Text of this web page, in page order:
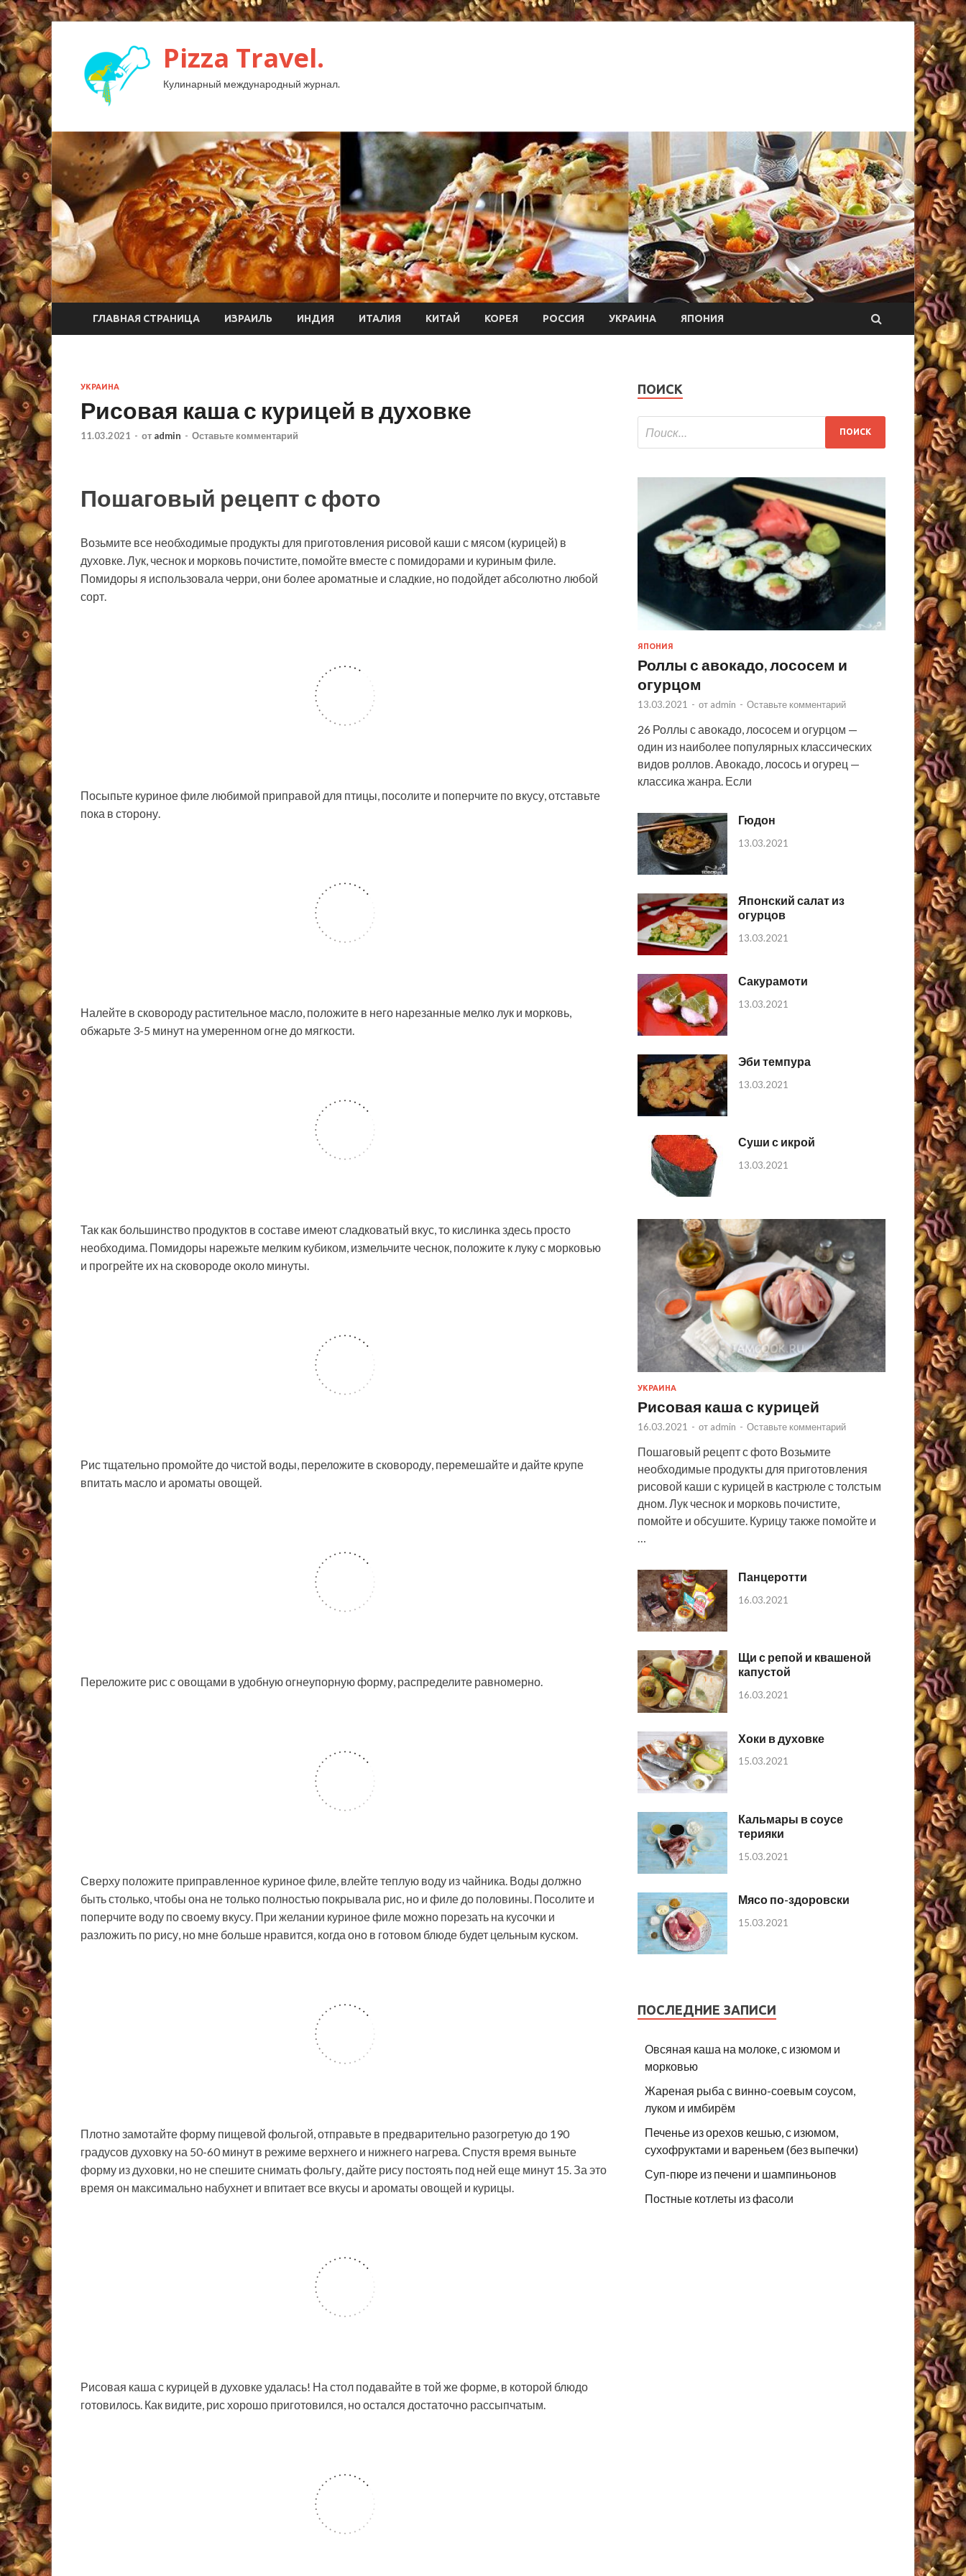
Pizza Travel.
Кулинарный международный журнал.
ГЛАВНАЯ СТРАНИЦА ИЗРАИЛЬ ИНДИЯ ИТАЛИЯ КИТАЙ КОРЕЯ РОССИЯ УКРАИНА ЯПОНИЯ
УКРАИНА
Рисовая каша с курицей в духовке
11.03.2021 - от admin - Оставьте комментарий
Пошаговый рецепт с фото
Возьмите все необходимые продукты для приготовления рисовой каши с мясом (курицей) в
духовке. Лук, чеснок и морковь почистите, помойте вместе с помидорами и куриным филе.
Помидоры я использовала черри, они более ароматные и сладкие, но подойдет абсолютно любой
сорт.
Посыпьте куриное филе любимой приправой для птицы, посолите и поперчите по вкусу, отставьте
пока в сторону.
Налейте в сковороду растительное масло, положите в него нарезанные мелко лук и морковь,
обжарьте 3-5 минут на умеренном огне до мягкости.
Так как большинство продуктов в составе имеют сладковатый вкус, то кислинка здесь просто
необходима. Помидоры нарежьте мелким кубиком, измельчите чеснок, положите к луку с морковью
и прогрейте их на сковороде около минуты.
Рис тщательно промойте до чистой воды, переложите в сковороду, перемешайте и дайте крупе
впитать масло и ароматы овощей.
Переложите рис с овощами в удобную огнеупорную форму, распределите равномерно.
Сверху положите приправленное куриное филе, влейте теплую воду из чайника. Воды должно
быть столько, чтобы она не только полностью покрывала рис, но и филе до половины. Посолите и
поперчите воду по своему вкусу. При желании куриное филе можно порезать на кусочки и
разложить по рису, но мне больше нравится, когда оно в готовом блюде будет цельным куском.
Плотно замотайте форму пищевой фольгой, отправьте в предварительно разогретую до 190
градусов духовку на 50-60 минут в режиме верхнего и нижнего нагрева. Спустя время выньте
форму из духовки, но не спешите снимать фольгу, дайте рису постоять под ней еще минут 15. За это
время он максимально набухнет и впитает все вкусы и ароматы овощей и курицы.
Рисовая каша с курицей в духовке удалась! На стол подавайте в той же форме, в которой блюдо
готовилось. Как видите, рис хорошо приготовился, но остался достаточно рассыпчатым.
ПОИСК
ЯПОНИЯ
Роллы с авокадо, лососем и
огурцом
13.03.2021 - от admin - Оставьте комментарий
26 Роллы с авокадо, лососем и огурцом —
один из наиболее популярных классических
видов роллов. Авокадо, лосось и огурец —
классика жанра. Если
Гюдон
13.03.2021
Японский салат из
огурцов
13.03.2021
Сакурамоти
13.03.2021
Эби темпура
13.03.2021
Суши с икрой
13.03.2021
УКРАИНА
Рисовая каша с курицей
16.03.2021 - от admin - Оставьте комментарий
Пошаговый рецепт с фото Возьмите
необходимые продукты для приготовления
рисовой каши с курицей в кастрюле с толстым
дном. Лук чеснок и морковь почистите,
помойте и обсушите. Курицу также помойте и
…
Панцеротти
16.03.2021
Щи с репой и квашеной
капустой
16.03.2021
Хоки в духовке
15.03.2021
Кальмары в соусе
терияки
15.03.2021
Мясо по-здоровски
15.03.2021
ПОСЛЕДНИЕ ЗАПИСИ
Овсяная каша на молоке, с изюмом и
морковью
Жареная рыба с винно-соевым соусом,
луком и имбирём
Печенье из орехов кешью, с изюмом,
сухофруктами и вареньем (без выпечки)
Суп-пюре из печени и шампиньонов
Постные котлеты из фасоли